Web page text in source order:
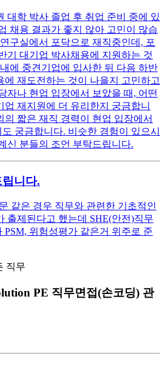
대학 박사 졸업 후 취업 준비 중에 있
채용 결과가 좋지 않아 고민이 많습
구실에서 포닥으로 재직중인데, 포
기 대기업 박사채용에 지원하는 것
에 중견기업에 입사한 뒤 다음 하반
에 재도전하는 것이 나을지 고민하고
자나 현업 입장에서 보았을 때, 어떤
업 재지원에 더 유리한지 궁금합니
의 짧은 재직 경력이 현업 입장에서
궁금합니다. 비슷한 경험이 있으시
신 분들의 조언 부탁드립니다.
니다.
같은 경우 직무와 관련한 기초적인
출제된다고 했는데 SHE(안전)직무
PSM, 위험성평가 같은거 위주로 준
직무
PE 직무면접(손코딩) 관